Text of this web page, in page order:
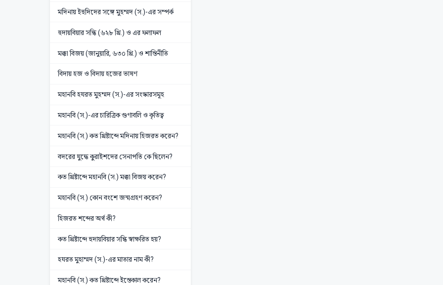
মদিনায় ইহুদিদের সঙ্গে মুহম্মদ (স.)-এর সম্পর্ক
হুদায়বিয়ার সন্ধি (৬২৮ খ্রি.) ও এর ফলাফল
মক্কা বিজয় (জানুয়ারি, ৬৩০ খ্রি.) ও শান্তিনীতি
বিদায় হজ ও বিদায় হজের ভাষণ
মহানবি হযরত মুহম্মদ (স.)-এর সংস্কারসমূহ
মহানবি (স.)-এর চারিত্রিক গুণাবলি ও কৃতিত্ব
মহানবি (স.) কত খ্রিষ্টাব্দে মদিনায় হিজরত করেন?
বদরের যুদ্ধে কুরাইশদের সেনাপতি কে ছিলেন?
কত খ্রিষ্টাব্দে মহানবি (স.) মক্কা বিজয় করেন?
মহানবি (স.) কোন বংশে জন্মগ্রহণ করেন?
হিজরত শব্দের অর্থ কী?
কত খ্রিষ্টাব্দে হুদায়বিয়ার সন্ধি স্বাক্ষরিত হয়?
হযরত মুহাম্মদ (স.)-এর মাতার নাম কী?
মহানবি (স.) কত খ্রিষ্টাব্দে ইন্তেকাল করেন?